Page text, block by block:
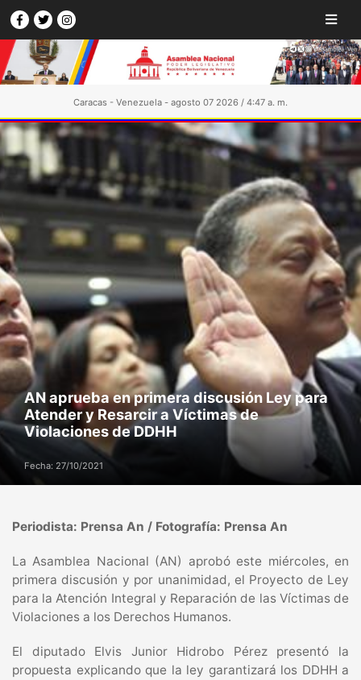
Caracas - Venezuela - agosto 07 2026 / 4:47 a. m.
AN aprueba en primera discusión Ley para
Atender y Resarcir a Víctimas de
Violaciones de DDHH
Fecha: 27/10/2021
Periodista: Prensa An / Fotografía: Prensa An
La Asamblea Nacional (AN) aprobó este miércoles, en
primera discusión y por unanimidad, el Proyecto de Ley
para la Atención Integral y Reparación de las Víctimas de
Violaciones a los Derechos Humanos.
El diputado Elvis Junior Hidrobo Pérez presentó la
propuesta explicando que la ley garantizará los DDHH a